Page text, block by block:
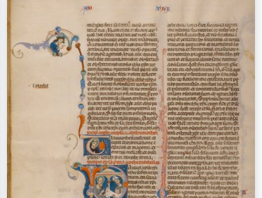
ex. Monet, Nuit étoilée,
impressionnisme, vague de Hokusai,
nu.
abstrait avec beaucoup de rouge,
tableau sombre, nu debout près d'un
arbre.